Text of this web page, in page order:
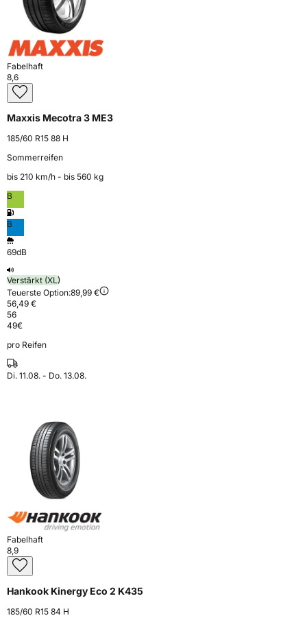
Fabelhaft
8,6
Maxxis Mecotra 3 ME3
185/60 R15 88 H
Sommerreifen
bis 210 km⁠/⁠h - bis 560 kg
B
B
69dB
Verstärkt (XL)
Teuerste Option:89,99 €
56,49 €
56
49€
pro Reifen
Di. 11.08. - Do. 13.08.
Fabelhaft
8,9
Hankook Kinergy Eco 2 K435
185/60 R15 84 H